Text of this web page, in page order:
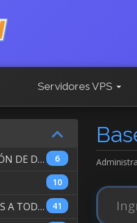
Servidores VPS
6
ADMINISTRACIÓN DE DOMINIOS INTERNACIONALES
10
41
GENERALIDADES A TODOS LOS SERVICIOS